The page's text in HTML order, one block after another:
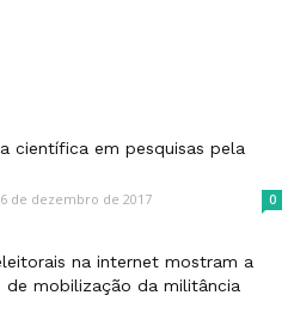
científica em pesquisas pela
6 de dezembro de 2017 0
na internet mostram a
de mobilização da militância